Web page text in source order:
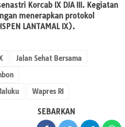
Korcab IX DJA III. Kegiatan
menerapkan protokol
LANTAMAL IX).
Jalan Sehat Bersama
Wapres RI
SEBARKAN